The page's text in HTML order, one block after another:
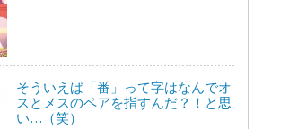
そういえば「番」って字はなんでオ
スとメスのペアを指すんだ？！と思
い…（笑）